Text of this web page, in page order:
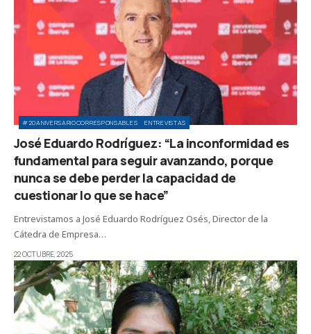
#20ANIVERSARIOCORRESPONSABLES ENTREVISTAS
José Eduardo Rodríguez: “La inconformidad es
fundamental para seguir avanzando, porque
nunca se debe perder la capacidad de
cuestionar lo que se hace”
Entrevistamos a José Eduardo Rodríguez Osés, Director de la
Cátedra de Empresa…
22 OCTUBRE, 2025